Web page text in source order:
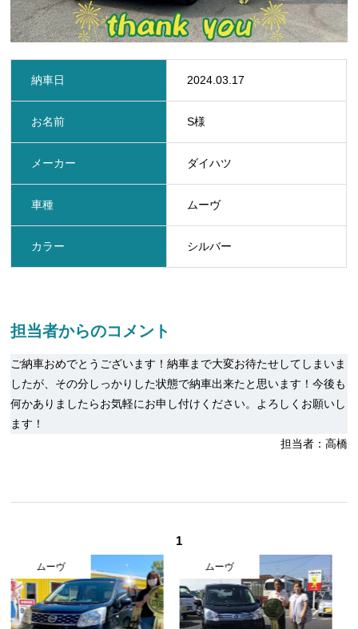
在庫車一覧
お問い合わせ
納車日 2024.03.17
お名前 S様
メーカー ダイハツ
車種 ムーヴ
カラー シルバー
担当者からのコメント
ご納車おめでとうございます！納車まで大変お待たせしてしまいま
したが、その分しっかりした状態で納車出来たと思います！今後も
何かありましたらお気軽にお申し付けください。よろしくお願いし
ます！
担当者：高橋
1
ムーヴ ムーヴ